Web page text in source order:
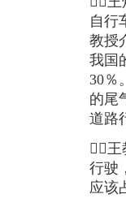
自行
教授
我国
30％
的尾
道路
王
行驶
应该